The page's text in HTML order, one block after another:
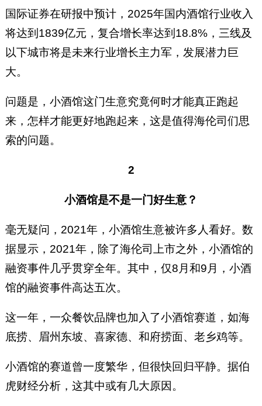
国际证券在研报中预计，2025年国内酒馆行业收入
将达到1839亿元，复合增长率达到18.8%，三线及
以下城市将是未来行业增长主力军，发展潜力巨
大。
问题是，小酒馆这门生意究竟何时才能真正跑起
来，怎样才能更好地跑起来，这是值得海伦司们思
索的问题。
2
小酒馆是不是一门好生意？
毫无疑问，2021年，小酒馆生意被许多人看好。数
据显示，2021年，除了海伦司上市之外，小酒馆的
融资事件几乎贯穿全年。其中，仅8月和9月，小酒
馆的融资事件高达五次。
这一年，一众餐饮品牌也加入了小酒馆赛道，如海
底捞、眉州东坡、喜家德、和府捞面、老乡鸡等。
小酒馆的赛道曾一度繁华，但很快回归平静。据伯
虎财经分析，这其中或有几大原因。